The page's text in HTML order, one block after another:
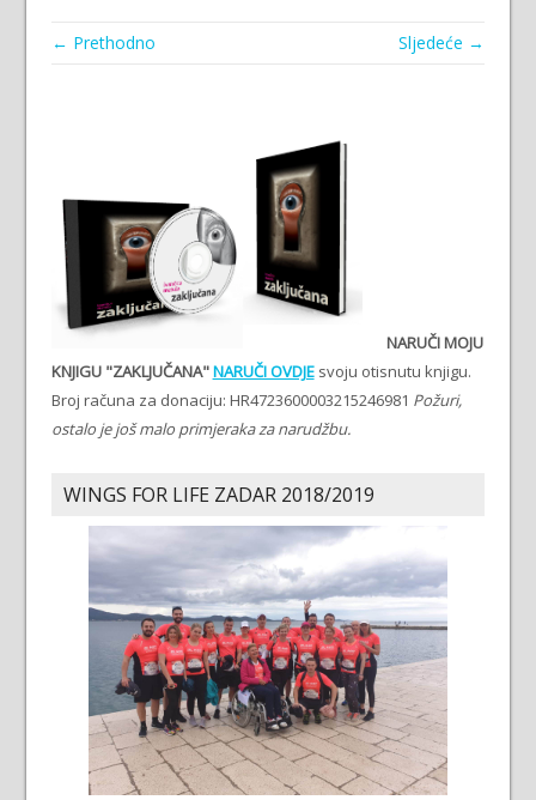
← Prethodno Sljedeće →
NARUČI MOJU
KNJIGU "ZAKLJUČANA"NARUČI OVDJEsvoju otisnutu knjigu.
Broj računa za donaciju: HR4723600003215246981 Požuri,
ostalo je još malo primjeraka za narudžbu.
WINGS FOR LIFE ZADAR 2018/2019